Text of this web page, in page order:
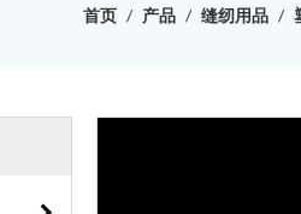
首页 / 产品 / 缝纫用品 /